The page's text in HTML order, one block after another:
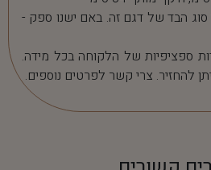
סוג הבד של דגם זה. באם ישנו ספק -
ספציפיות של הלקוחה בכל מידה.
להחזיר. צרי קשר לפרטים נוספים.